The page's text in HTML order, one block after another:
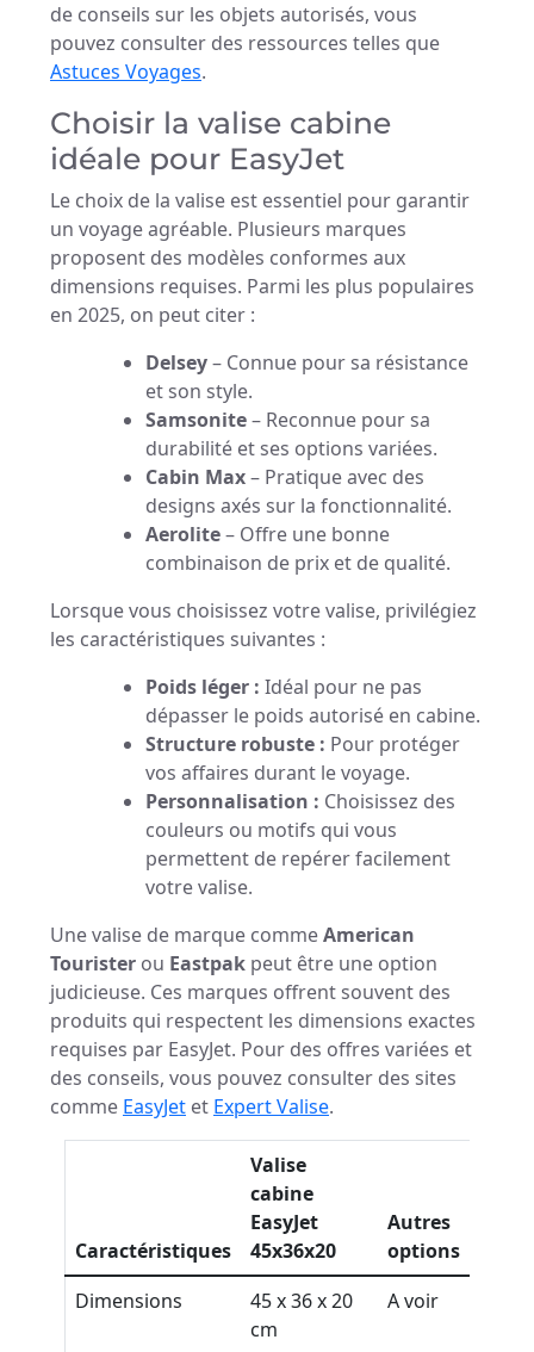
de conseils sur les objets autorisés, vous
pouvez consulter des ressources telles que
Astuces Voyages.
Choisir la valise cabine
idéale pour EasyJet
Le choix de la valise est essentiel pour garantir
un voyage agréable. Plusieurs marques
proposent des modèles conformes aux
dimensions requises. Parmi les plus populaires
en 2025, on peut citer :
Delsey– Connue pour sa résistance
et son style.
Samsonite– Reconnue pour sa
durabilité et ses options variées.
Cabin Max– Pratique avec des
designs axés sur la fonctionnalité.
Aerolite– Offre une bonne
combinaison de prix et de qualité.
Lorsque vous choisissez votre valise, privilégiez
les caractéristiques suivantes :
Poids léger : Idéal pour ne pas
dépasser le poids autorisé en cabine.
Structure robuste : Pour protéger
vos affaires durant le voyage.
Personnalisation : Choisissez des
couleurs ou motifs qui vous
permettent de repérer facilement
votre valise.
Une valise de marque commeAmerican
Tourister ou Eastpak peut être une option
judicieuse. Ces marques offrent souvent des
produits qui respectent les dimensions exactes
requises par EasyJet. Pour des offres variées et
des conseils, vous pouvez consulter des sites
comme EasyJet et Expert Valise.
Caractéristiques
Valise
cabine
EasyJet
45x36x20
Autres
options
Dimensions
45 x 36 x 20
cm
A voir